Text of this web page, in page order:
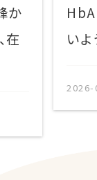
か
在
い
2026-